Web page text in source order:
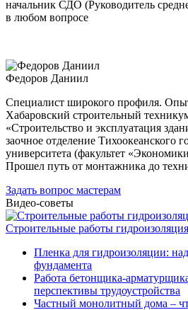
начальник СДО (Руководитель
в любом вопросе
Федоров Даниил
Специалист широкого профиля.
Хабаровский строительный
«Строительство и эксплуатация
заочное отделение Тихоокеанского
университета (факультет
Прошел путь от монтажника до
Задать вопрос мастерам
Видео-советы
Строительные работы
Пленка для гидроизоляции:
фундамента
Работа бетонщика-
перспективы трудоустройства
Частный монолитный дома –